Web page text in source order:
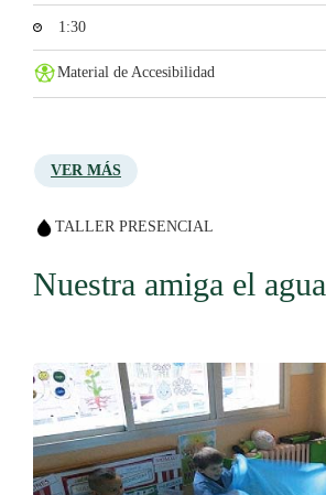
1:30
Material de Accesibilidad
VER MÁS
TALLER PRESENCIAL
Nuestra amiga el agua